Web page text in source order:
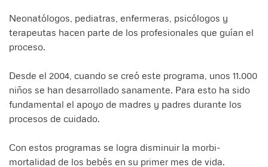
Neonatólogos, pediatras, enfermeras, psicólogos y
terapeutas hacen parte de los profesionales que guían el
proceso.
Desde el 2004, cuando se creó este programa, unos 11.000
niños se han desarrollado sanamente. Para esto ha sido
fundamental el apoyo de madres y padres durante los
procesos de cuidado.
Con estos programas se logra disminuir la morbi-
mortalidad de los bebés en su primer mes de vida.